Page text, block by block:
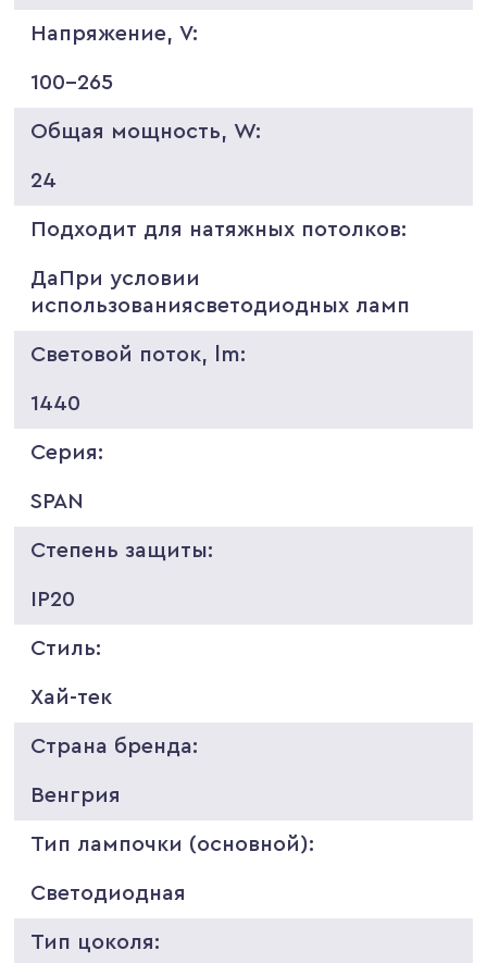
Напряжение, V:
100-265
Общая мощность, W:
24
Подходит для натяжных потолков:
ДаПри условии
использованиясветодиодных ламп
Световой поток, lm:
1440
Серия:
SPAN
Степень защиты:
IP20
Стиль:
Хай-тек
Страна бренда:
Венгрия
Тип лампочки (основной):
Светодиодная
Тип цоколя: